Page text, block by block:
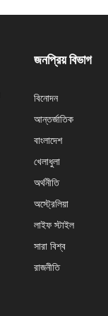
জনপ্রিয় বিভাগ
বিনোদন
আন্তর্জাতিক
বাংলাদেশ
খেলাধুলা
অর্থনীতি
অস্ট্রেলিয়া
লাইফ স্টাইল
সারা বিশ্ব
রাজনীতি